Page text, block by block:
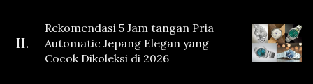
II.
Rekomendasi 5 Jam tangan Pria
Automatic Jepang Elegan yang
Cocok Dikoleksi di 2026